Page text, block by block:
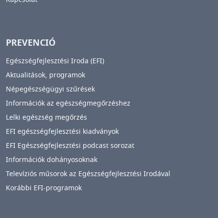
PREVENCIÓ
Egészségfejlesztési Iroda (EFI)
Aktualitások, programok
Népegészségügyi szűrések
Információk az egészségmegőrzéshez
Lelki egészség megőrzés
EFI egészségfejlesztési kiadványok
EFI Egészségfejlesztési podcast sorozat
Információk dohányosoknak
Televíziós műsorok az Egészségfejlesztési Irodával
Korábbi EFI-programok